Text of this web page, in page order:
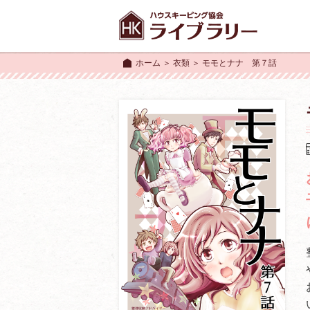
ホーム ＞ 衣類 ＞ モモとナナ 第７話